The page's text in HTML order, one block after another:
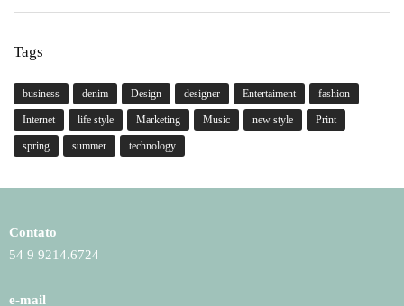
Tags
business denim Design designer Entertaiment fashion
Internet life style Marketing Music new style Print
spring summer technology
Contato
54 9 9214.6724
e-mail